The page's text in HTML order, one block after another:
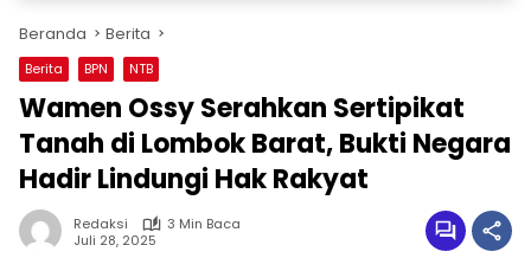
Beranda Berita
Berita BPN NTB
Wamen Ossy Serahkan Sertipikat
Tanah di Lombok Barat, Bukti Negara
Hadir Lindungi Hak Rakyat
Redaksi
3 Min Baca
Juli 28, 2025